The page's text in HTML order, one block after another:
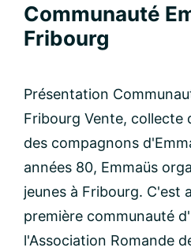
Communauté
Fribourg
Présentation
Fribourg Vente, collecte
des compagnons
années 80, Emmaüs
jeunes à Fribourg. C'est
première communauté
l'Association Romande